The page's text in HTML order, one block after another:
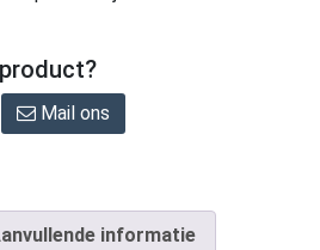
Mail ons
informatie